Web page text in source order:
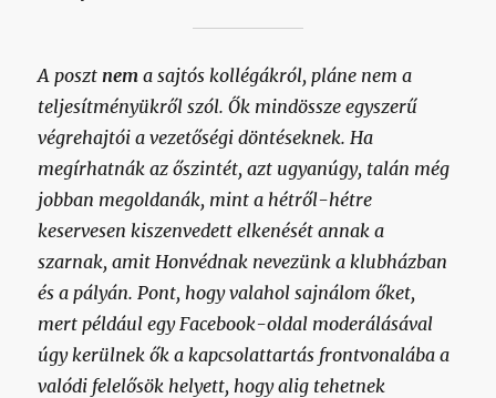
A posztnem a sajtós kollégákról, pláne nem a
teljesítményükről szól. Ők mindössze egyszerű
végrehajtói a vezetőségi döntéseknek. Ha
megírhatnák az őszintét, azt ugyanúgy, talán még
jobban megoldanák, mint a hétről-hétre
keservesen kiszenvedett elkenését annak a
szarnak, amit Honvédnak nevezünk a klubházban
és a pályán. Pont, hogy valahol sajnálom őket,
mert például egy Facebook-oldal moderálásával
úgy kerülnek ők a kapcsolattartás frontvonalába a
valódi felelősök helyett, hogy alig tehetnek